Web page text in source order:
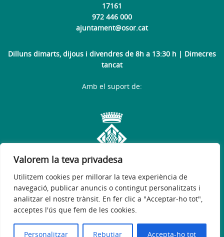
Valorem la teva privadesa
Utilitzem cookies per millorar la teva experiència de
navegació, publicar anuncis o contingut personalitzats i
analitzar el nostre trànsit. En fer clic a "Acceptar-ho tot",
acceptes l'ús que fem de les cookies.
Personalitzar Rebutjar Accepta-ho tot
17161
972 446 000
ajuntament@osor.cat
Dilluns dimarts, dijous i divendres de 8h a 13:30 h | Dimecres
tancat
Avís legal Política de privacitat
© 2026
Amb el suport de: